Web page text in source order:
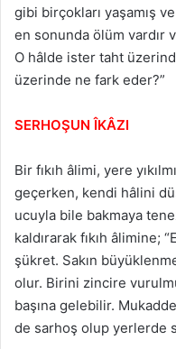
gibi birçokları yaşamış
en sonunda ölüm vardır
O hâlde ister taht
üzerinde ne fark eder?”
SERHOŞUN ÎKÂZI
Bir fıkıh âlimi, yere
geçerken, kendi hâlini
ucuyla bile bakmaya
kaldırarak fıkıh âlimine;
şükret. Sakın
olur. Birini zincire
başına gelebilir.
de sarhoş olup yerlerde